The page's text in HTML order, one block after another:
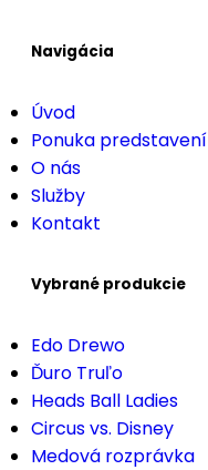
Navigácia
Úvod
Ponuka predstavení
O nás
Služby
Kontakt
Vybrané produkcie
Edo Drewo
Ďuro Truľo
Heads Ball Ladies
Circus vs. Disney
Medová rozprávka